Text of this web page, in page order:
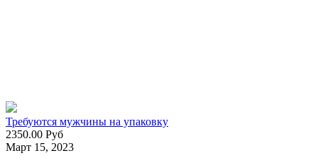
Требуются мужчины на упаковку
2350.00 Руб
Март 15, 2023